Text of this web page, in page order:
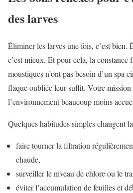
des larves
Éliminer les larves une fois, c’est bien.
c’est mieux. Et pour cela, la
moustiques n’ont pas besoin d’un spa
flaque oubliée leur suffit. Votre mission
l’environnement beaucoup moins
Quelques habitudes simples changent
faire tourner la filtration
chaude,
surveiller le niveau de chlore ou le
éviter l’accumulation de feuilles et